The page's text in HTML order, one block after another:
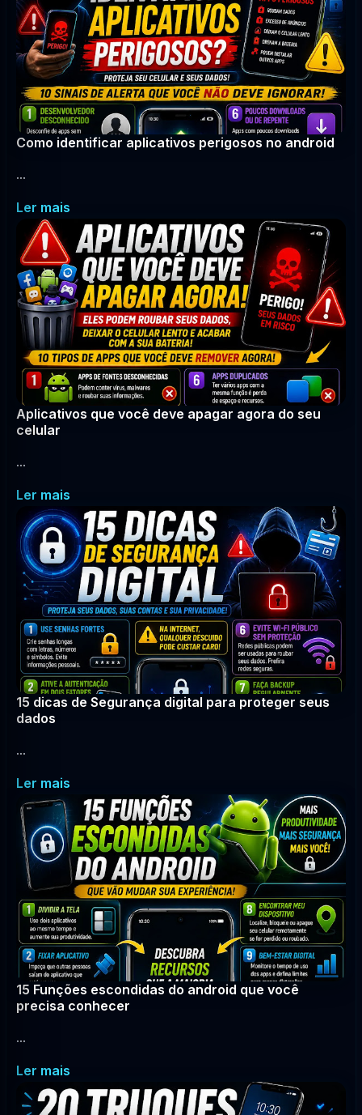
Como identificar aplicativos perigosos no android
...
Ler mais
Aplicativos que você deve apagar agora do seu
celular
...
Ler mais
15 dicas de Segurança digital para proteger seus
dados
...
Ler mais
15 Funções escondidas do android que você
precisa conhecer
...
Ler mais